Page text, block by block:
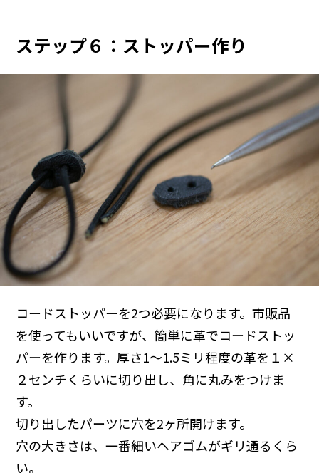
ステップ６：ストッパー作り
コードストッパーを2つ必要になります。市販品
を使ってもいいですが、簡単に革でコードストッ
パーを作ります。厚さ1〜1.5ミリ程度の革を１×
２センチくらいに切り出し、角に丸みをつけま
す。
切り出したパーツに穴を2ヶ所開けます。
穴の大きさは、一番細いヘアゴムがギリ通るくら
い。